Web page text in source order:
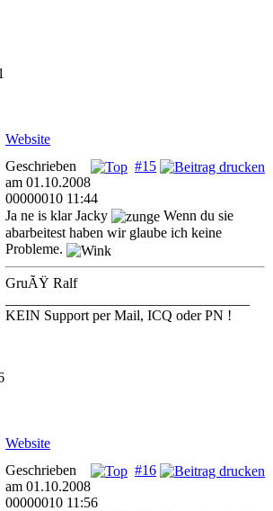
Website
#15
Geschrieben
am 01.10.2008
00000010 11:44
Ja ne is klar Jacky
Wenn du sie
abarbeitest haben wir glaube ich keine
Probleme.
GruÃŸ Ralf
KEIN Support per Mail, ICQ oder PN !
Website
#16
Geschrieben
am 01.10.2008
00000010 11:56